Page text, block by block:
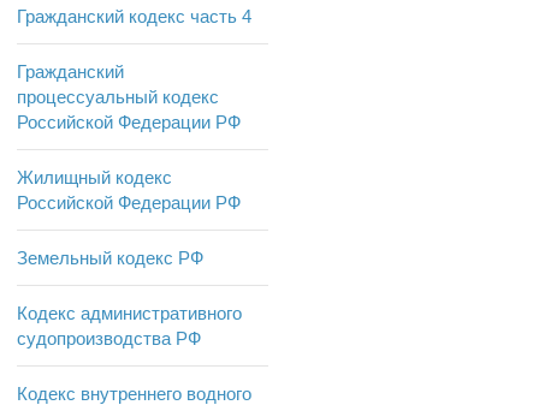
Гражданский кодекс часть 4
Гражданский
процессуальный кодекс
Российской Федерации РФ
Жилищный кодекс
Российской Федерации РФ
Земельный кодекс РФ
Кодекс административного
судопроизводства РФ
Кодекс внутреннего водного